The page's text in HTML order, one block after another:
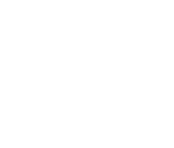
释怀的过程。
、乐明为寻找神秘宝藏归还国家深入古
图和丈夫的家人互相慰藉，一同走出